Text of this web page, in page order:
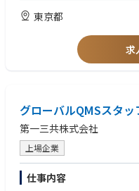
し、価値創造を行った経験
■経験 スキル〈尚可〉
●ITツールの開発もしくはAI等
東京都
求
グローバルQMSスタッ
第一三共株式会社
上場企業
仕事内容